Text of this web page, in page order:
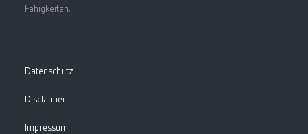
Fähigkeiten.
Datenschutz
Disclaimer
Impressum